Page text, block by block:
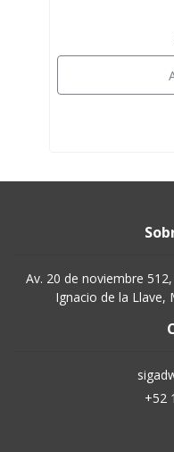
Av. 20 de noviembre
Ignacio de la Llave,
+52